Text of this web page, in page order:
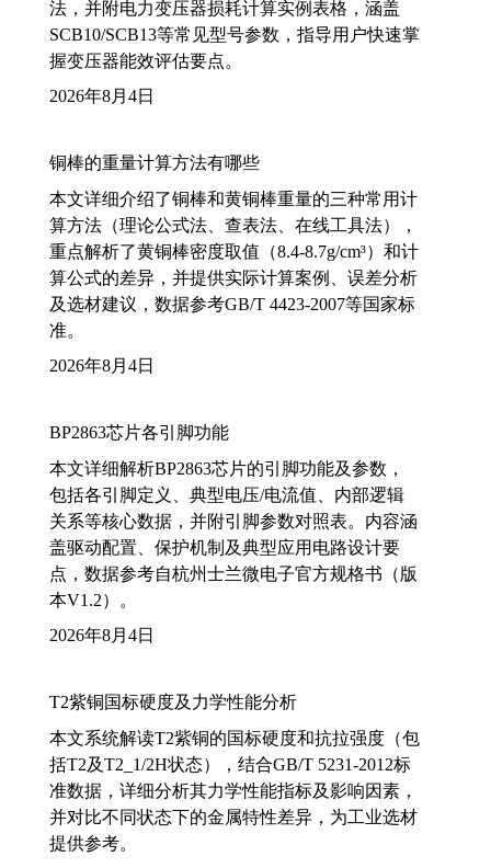
法，并附电力变压器损耗计算实例表格，涵盖
SCB10/SCB13等常见型号参数，指导用户快速掌
握变压器能效评估要点。
2026年8月4日
铜棒的重量计算方法有哪些
本文详细介绍了铜棒和黄铜棒重量的三种常用计
算方法（理论公式法、查表法、在线工具法），
重点解析了黄铜棒密度取值（8.4-8.7g/cm³）和计
算公式的差异，并提供实际计算案例、误差分析
及选材建议，数据参考GB/T 4423-2007等国家标
准。
2026年8月4日
BP2863芯片各引脚功能
本文详细解析BP2863芯片的引脚功能及参数，
包括各引脚定义、典型电压/电流值、内部逻辑
关系等核心数据，并附引脚参数对照表。内容涵
盖驱动配置、保护机制及典型应用电路设计要
点，数据参考自杭州士兰微电子官方规格书（版
本V1.2）。
2026年8月4日
T2紫铜国标硬度及力学性能分析
本文系统解读T2紫铜的国标硬度和抗拉强度（包
括T2及T2_1/2H状态），结合GB/T 5231-2012标
准数据，详细分析其力学性能指标及影响因素，
并对比不同状态下的金属特性差异，为工业选材
提供参考。